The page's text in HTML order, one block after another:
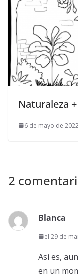
Naturaleza
6 de mayo de
2
Blanca
el 29 de
Así es,
en un